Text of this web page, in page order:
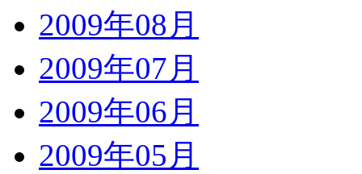
2009年08月
2009年07月
2009年06月
2009年05月